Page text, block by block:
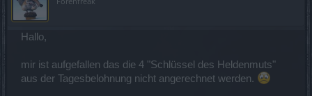
Hallo,
mir ist aufgefallen das die 4 "Schlüssel des Heldenmuts"
aus der Tagesbelohnung nicht angerechnet werden.